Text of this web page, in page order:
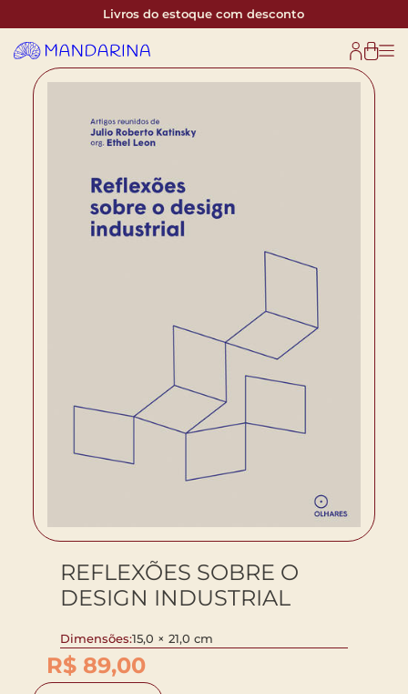
Livros do estoque com desconto
REFLEXÕES SOBRE O
DESIGN INDUSTRIAL
Dimensões:15,0 × 21,0 cm
R$ 89,00